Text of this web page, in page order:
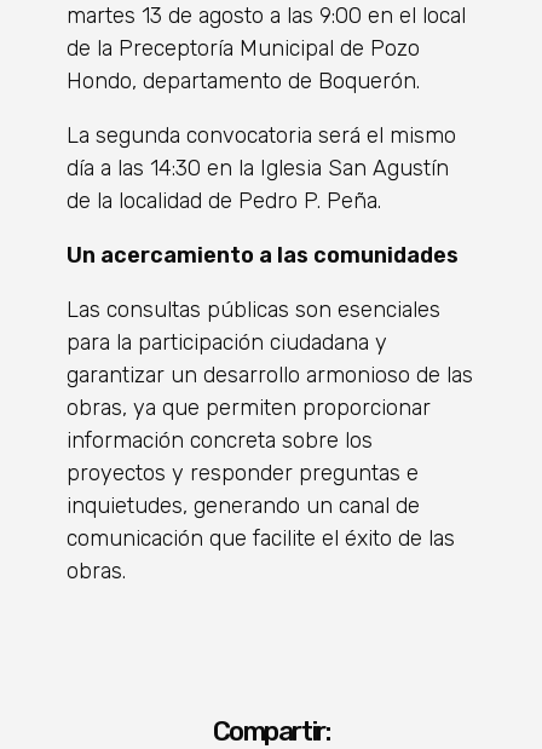
martes 13 de agosto a las 9:00 en el local
de la Preceptoría Municipal de Pozo
Hondo, departamento de Boquerón.
La segunda convocatoria será el mismo
día a las 14:30 en la Iglesia San Agustín
de la localidad de Pedro P. Peña.
Un acercamiento a las comunidades
Las consultas públicas son esenciales
para la participación ciudadana y
garantizar un desarrollo armonioso de las
obras, ya que permiten proporcionar
información concreta sobre los
proyectos y responder preguntas e
inquietudes, generando un canal de
comunicación que facilite el éxito de las
obras.
Compartir: